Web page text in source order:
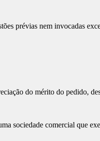
prévias nem invocadas
do mérito do pedido,
sociedade comercial que